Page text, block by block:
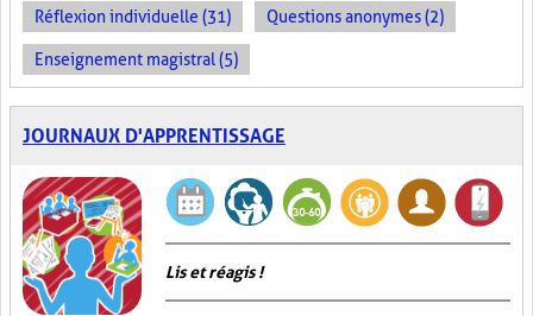
Réflexion individuelle (31) Questions anonymes (2)
Enseignement magistral (5)
JOURNAUX D'APPRENTISSAGE
Lis et réagis !